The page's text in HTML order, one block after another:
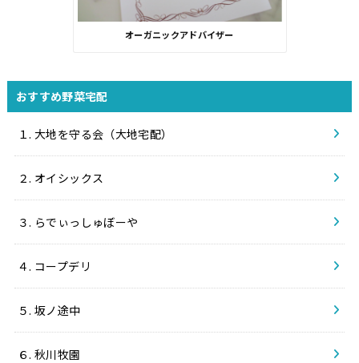
オーガニックアドバイザー
おすすめ野菜宅配
１. 大地を守る会（大地宅配）
２. オイシックス
３. らでぃっしゅぼーや
４. コープデリ
５. 坂ノ途中
６. 秋川牧園